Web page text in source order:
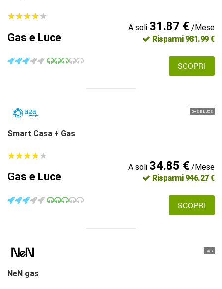
★★★★★
★★★★★
Gas e Luce
A soli 31.87 €/Mese
Risparmi 981.99 €
SCOPRI
GAS E LUCE
Smart Casa + Gas
★★★★★
★★★★★
Gas e Luce
A soli 34.85 €/Mese
Risparmi 946.27 €
SCOPRI
GAS
NeN gas